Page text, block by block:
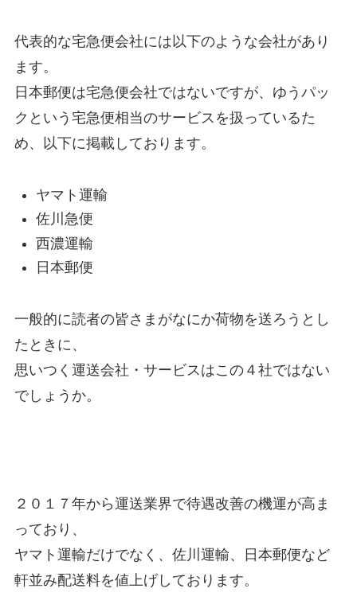
代表的な宅急便会社には以下のような会社があり
ます。
日本郵便は宅急便会社ではないですが、ゆうパッ
クという宅急便相当のサービスを扱っているた
め、以下に掲載しております。
ヤマト運輸
佐川急便
西濃運輸
日本郵便
一般的に読者の皆さまがなにか荷物を送ろうとし
たときに、
思いつく運送会社・サービスはこの４社ではない
でしょうか。
２０１７年から運送業界で待遇改善の機運が高ま
っており、
ヤマト運輸だけでなく、佐川運輸、日本郵便など
軒並み配送料を値上げしております。